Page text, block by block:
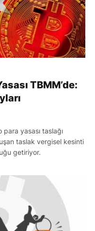
TBMM’de:
yasası taslağı
taslak vergisel kesinti
getiriyor.